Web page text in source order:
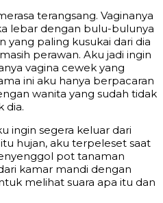
terangsang. Vaginanya
lebar dengan bulu-bulunya
yang paling kusukai dari dia
perawan. Aku jadi ingin
vagina cewek yang
ini aku hanya berpacaran
wanita yang sudah tidak
dia.
ingin segera keluar dari
hujan, aku terpeleset saat
pot tanaman
kamar mandi dengan
melihat suara apa itu dan